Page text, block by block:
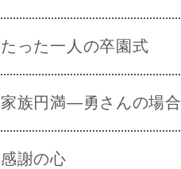
たった一人の卒園式
家族円満―勇さんの場合
感謝の心